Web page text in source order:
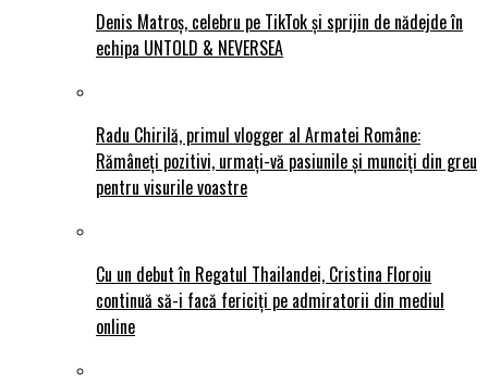
Denis Matroș, celebru pe TikTok și sprijin de nădejde în
echipa UNTOLD & NEVERSEA
Radu Chirilă, primul vlogger al Armatei Române:
Rămâneți pozitivi, urmați-vă pasiunile și munciți din greu
pentru visurile voastre
Cu un debut în Regatul Thailandei, Cristina Floroiu
continuă să-i facă fericiți pe admiratorii din mediul
online